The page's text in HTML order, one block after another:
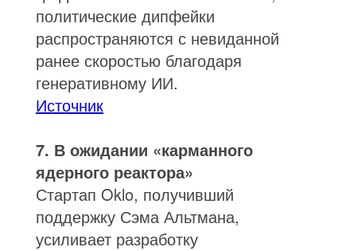
политические дипфейки
распространяются с невиданной
ранее скоростью благодаря
генеративному ИИ.
Источник
7. В ожидании «карманного
ядерного реактора»
Стартап Oklo, получивший
поддержку Сэма Альтмана,
усиливает разработку